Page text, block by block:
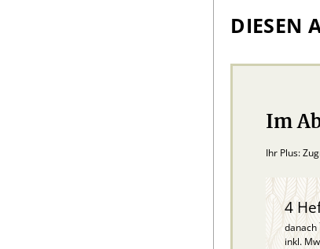
DIESEN
Im
Ihr Plus:
4
danach
inkl.